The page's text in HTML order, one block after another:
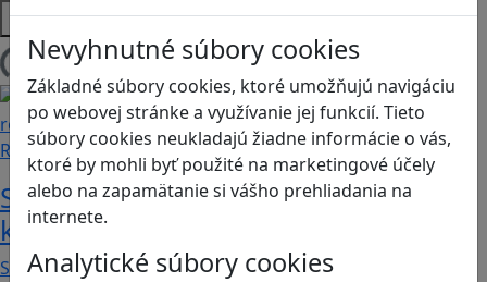
Nevyhnutné súbory cookies
Základné súbory cookies, ktoré umožňujú navigáciu
po webovej stránke a využívanie jej funkcií. Tieto
súbory cookies neukladajú žiadne informácie o vás,
ktoré by mohli byť použité na marketingové účely
alebo na zapamätanie si vášho prehliadania na
internete.
Analytické súbory cookies
Platformy
Načítam blogy
Recenzie
Smushi Come Home: Milá hra, v
ktorej sa naučíte rozoznávať huby
Smushi Come Home je roztomilá a relaxačná…